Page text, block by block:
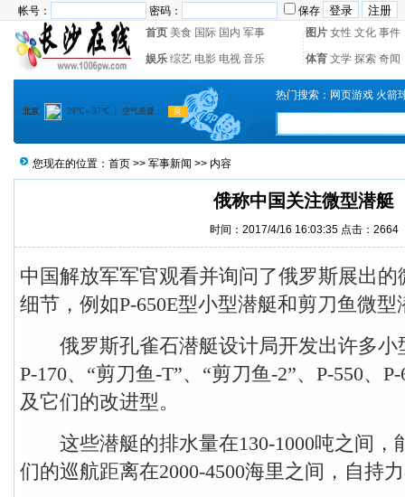
帐号： 密码：
保存
首页 美食 国际 国内 军事 图片 女性 文化 事件
娱乐 综艺 电影 电视 音乐 体育 文学 探索 奇闻
热门搜索： 网页游戏 火箭
您现在的位置： 首页 >> 军事新闻 >> 内容
俄称中国关注微型潜艇
时间：2017/4/16 16:03:35 点击： 2664
中国解放军军官观看并询问了俄罗斯展出
细节，例如P-650E型小型潜艇和剪刀鱼微型
俄罗斯孔雀石潜艇设计局开发出许多小
P-170、“剪刀鱼-T”、“剪刀鱼-2”、P-550、
及它们的改进型。
这些潜艇的排水量在130-1000吨之间，
们的巡航距离在2000-4500海里之间，自持